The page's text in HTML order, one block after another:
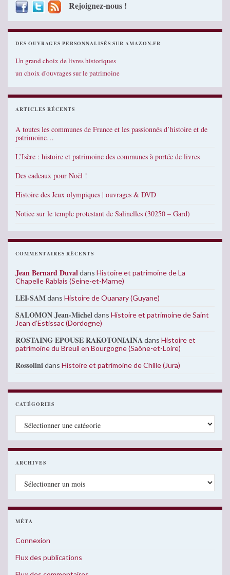
Rejoignez-nous !
DES OUVRAGES PERSONNALISÉS SUR AMAZON.FR
Un grand choix de livres historiques
un choix d'ouvrages sur le patrimoine
ARTICLES RÉCENTS
A toutes les communes de France et les passionnés d’histoire et de
patrimoine…
L’Isère : histoire et patrimoine des communes à portée de livres
Des cadeaux pour Noël !
Histoire des Jeux olympiques | ouvrages & DVD
Notice sur le temple protestant de Salinelles (30250 – Gard)
COMMENTAIRES RÉCENTS
Jean Bernard Duvaldans Histoire et patrimoine de La
Chapelle Rablais (Seine-et-Marne)
LEI-SAMdans Histoire de Ouanary (Guyane)
SALOMON Jean-Micheldans Histoire et patrimoine de Saint
Jean d’Estissac (Dordogne)
ROSTAING EPOUSE RAKOTONIAINAdans Histoire et
patrimoine du Breuil en Bourgogne (Saône-et-Loire)
Rossolinidans Histoire et patrimoine de Chille (Jura)
CATÉGORIES
Catégories
ARCHIVES
Archives
MÉTA
Connexion
Flux des publications